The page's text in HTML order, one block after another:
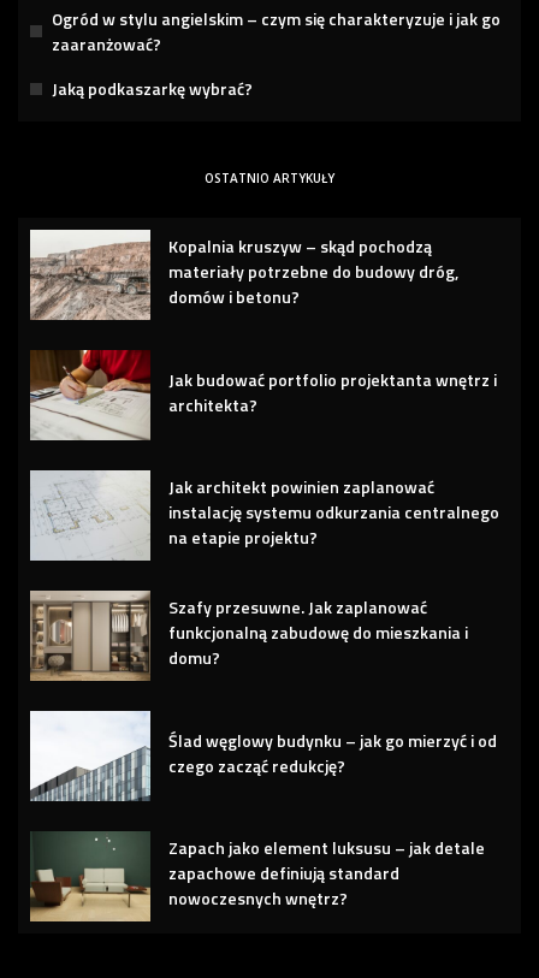
Ogród w stylu angielskim – czym się charakteryzuje i jak go
zaaranżować?
Jaką podkaszarkę wybrać?
OSTATNIO ARTYKUŁY
Kopalnia kruszyw – skąd pochodzą
materiały potrzebne do budowy dróg,
domów i betonu?
Jak budować portfolio projektanta wnętrz i
architekta?
Jak architekt powinien zaplanować
instalację systemu odkurzania centralnego
na etapie projektu?
Szafy przesuwne. Jak zaplanować
funkcjonalną zabudowę do mieszkania i
domu?
Ślad węglowy budynku – jak go mierzyć i od
czego zacząć redukcję?
Zapach jako element luksusu – jak detale
zapachowe definiują standard
nowoczesnych wnętrz?